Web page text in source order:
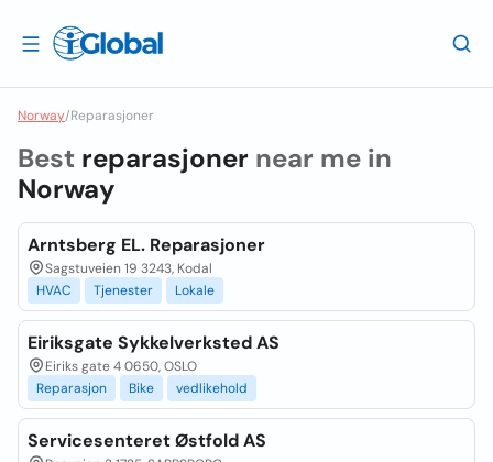
Norway/Reparasjoner
Best reparasjoner near me in
Norway
Arntsberg EL. Reparasjoner
Sagstuveien 19 3243, Kodal
HVAC
Tjenester Lokale
Eiriksgate Sykkelverksted AS
Eiriks gate 4 0650, OSLO
Reparasjon
Bike vedlikehold
Servicesenteret Østfold AS